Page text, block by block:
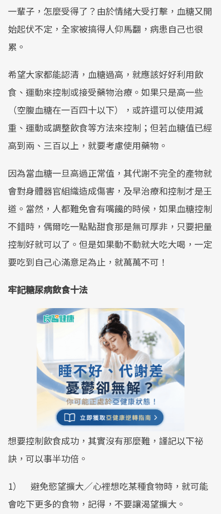
一輩子，怎麼受得了？由於情緒大受打擊，血糖又開
始起伏不定，全家被搞得人仰馬翻，病患自己也很
累。
希望大家都能認清，血糖過高，就應該好好利用飲
食、運動來控制或接受藥物治療。如果只是高一些
（空腹血糖在一百四十以下），或許還可以使用減
重、運動或調整飲食等方法來控制；但若血糖值已經
高到兩、三百以上，就要考慮使用藥物。
因為當血糖一旦高過正常值，其代謝不完全的產物就
會對身體器官組織造成傷害，及早治療和控制才是王
道。當然，人都難免會有嘴饞的時候，如果血糖控制
不錯時，偶爾吃一點點甜食那是無可厚非，只要把量
控制好就可以了。但是如果動不動就大吃大喝，一定
要吃到自己心滿意足為止，就萬萬不可！
牢記糖尿病飲食十法
想要控制飲食成功，其實沒有那麼難，謹記以下祕
訣，可以事半功倍。
1） 避免慾望擴大／心裡想吃某種食物時，就可能
會吃下更多的食物，記得，不要讓渴望擴大。